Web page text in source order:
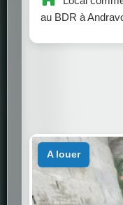
au BDR à
a louer